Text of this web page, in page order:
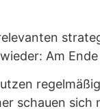
Am
schauen sich